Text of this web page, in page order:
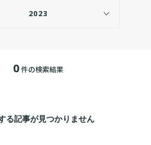
2023
0 件の検索結果
る記事が見つかりません